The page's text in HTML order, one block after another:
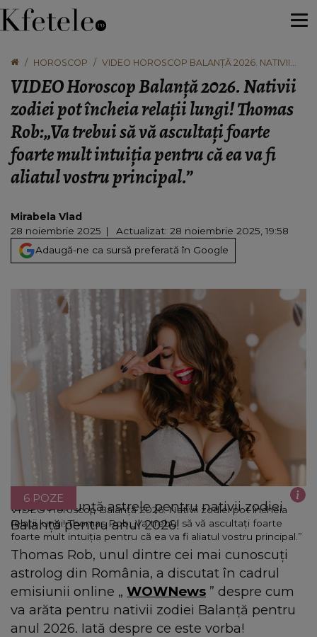
HOROSCOP
VIDEO HOROSCOP BALANȚĂ 2026. NATIVII
ROB:„VA TREBUI SĂ VĂ ASCULTAȚI FOARTE
FOARTE MULT INTUIȚIA PENTRU CĂ EA VA FI
ALIATUL VOSTRU PRINCIPAL.”
VIDEO Horoscop Balanță 2026. Nativii
zodiei pot încheia relații lungi! Thomas
Rob:„Va trebui să vă ascultați foarte
foarte mult intuiția pentru că ea va fi
aliatul vostru principal.”
Mirabela Vlad
28 noiembrie 2025
Actualizat: 28 noiembrie 2025, 19:58
Adaugă-ne ca sursă preferată în Google
VIDEO Horoscop Balanță 2026. Nativii zodiei pot încheia
relații lungi! Thomas Rob:„Va trebui să vă ascultați foarte
foarte mult intuiția pentru că ea va fi aliatul vostru principal.”
6 POZE
Iată ce anunță astrele pentru nativii zodiei
Balanță pentru anul 2026!
Thomas Rob, unul dintre cei mai cunoscuți
astrolog din România, a discutat în cadrul
emisiunii online „ WOWNews ” despre cum
va arăta pentru nativii zodiei Balanță pentru
anul 2026. Iată despre ce este vorba!